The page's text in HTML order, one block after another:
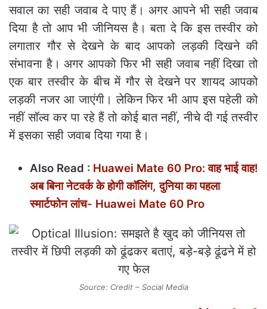
सवाल का सही जवाब दे पाए हैं। अगर आपने भी सही जवाब
दिया है तो आप भी जीनियस है। बता दे कि इस तस्‍वीर को
लगातार गौर से देखने के बाद आपको लड़की दिखने की
संभावना है। अगर आपको फिर भी सही जवाब नहीं दिखा तो
एक बार तस्‍वीर के बीच में गौर से देखने पर शायद आपको
लड़की नजर आ जाएंगी। लेकिन फिर भी आप इस पहेली को
नहीं सॉल्व कर पा रहे हैं तो कोई बात नहीं, नीचे दी गई तस्‍वीर
में इसका सही जवाब दिया गया है।
Also Read : Huawei Mate 60 Pro: वाह भाई वाह!
अब बिना नेटवर्क के होगी कॉलिंग, दुनिया का पहला
स्मार्टफोन लांच- Huawei Mate 60 Pro
Source: Credit – Social Media